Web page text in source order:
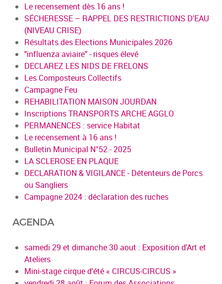
Le recensement dès 16 ans !
SÉCHERESSE – RAPPEL DES RESTRICTIONS D'EAU
(NIVEAU CRISE)
Résultats des Elections Municipales 2026
"influenza aviaire" - risques élevé
DECLAREZ LES NIDS DE FRELONS
Les Composteurs Collectifs
Campagne Feu
REHABILITATION MAISON JOURDAN
Inscriptions TRANSPORTS ARCHE AGGLO
PERMANENCES : service Habitat
Le recensement à 16 ans !
Bulletin Municipal N°52 - 2025
LA SCLEROSE EN PLAQUE
DECLARATION & VIGILANCE - Détenteurs de Porcs
ou Sangliers
Campagne 2024 : déclaration des ruches
AGENDA
samedi 29 et dimanche 30 aout : Exposition d'Art et
Ateliers
Mini-stage cirque d'été « CIRCUS-CIRCUS »